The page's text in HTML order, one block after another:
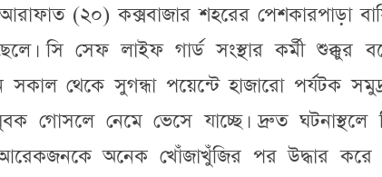
(২০) কক্সবাজার শহরের পেশকারপাড়া
সি সেফ লাইফ গার্ড সংস্থার কর্মী শুক্কুর
সকাল থেকে সুগন্ধা পয়েন্টে হাজারো পর্যটক
গোসলে নেমে ভেসে যাচ্ছে। দ্রুত ঘটনাস্থলে
অনেক খোঁজাখুঁজির পর উদ্ধার করে